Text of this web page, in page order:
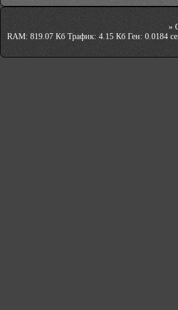
»
RAM: 819.07 Кб Трафик: 4.15 Кб Ген: 0.0184